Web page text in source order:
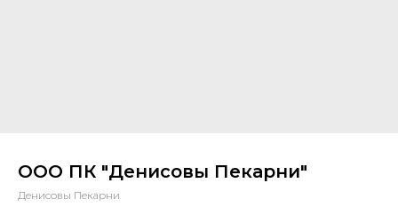
ООО ПК "Денисовы Пекарни"
Денисовы Пекарни